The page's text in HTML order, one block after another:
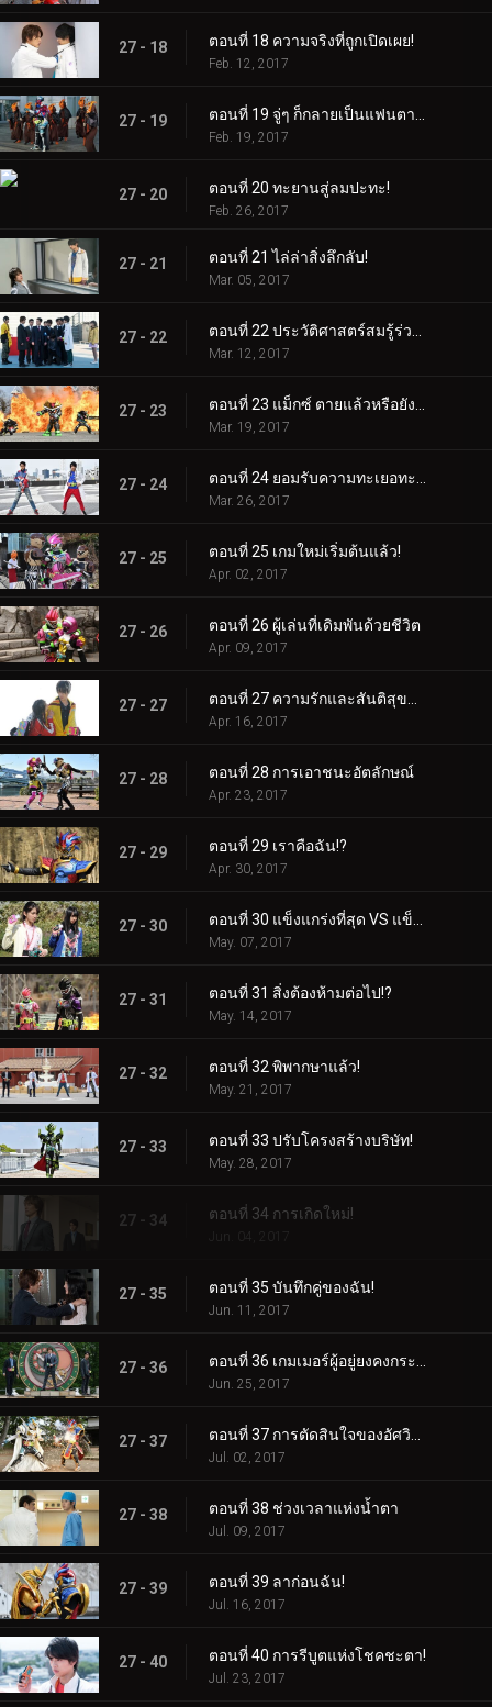
27 - 18 ตอนที่ 18 ความจริงที่ถูกเปิดเผย!
Feb. 12, 2017
27 - 19
Feb. 19, 2017
27 - 20 ตอนที่ 20 ทะยานสู่ลมปะทะ!
Feb. 26, 2017
27 - 21 ตอนที่ 21 ไล่ล่าสิ่งลึกลับ!
Mar. 05, 2017
27 - 22
Mar. 12, 2017
27 - 23
Mar. 19, 2017
27 - 24
Mar. 26, 2017
27 - 25 ตอนที่ 25 เกมใหม่เริ่มต้นแล้ว!
Apr. 02, 2017
27 - 26 ตอนที่ 26 ผู้เล่นที่เดิมพันด้วยชีวิต
Apr. 09, 2017
27 - 27
Apr. 16, 2017
27 - 28 ตอนที่ 28 การเอาชนะอัตลักษณ์
Apr. 23, 2017
27 - 29 ตอนที่ 29 เราคือฉัน!?
Apr. 30, 2017
27 - 30
May. 07, 2017
27 - 31 ตอนที่ 31 สิ่งต้องห้ามต่อไป!?
May. 14, 2017
27 - 32 ตอนที่ 32 พิพากษาแล้ว!
May. 21, 2017
27 - 33 ตอนที่ 33 ปรับโครงสร้างบริษัท!
May. 28, 2017
27 - 34 ตอนที่ 34 การเกิดใหม่!
Jun. 04, 2017
27 - 35 ตอนที่ 35 บันทึกคู่ของฉัน!
Jun. 11, 2017
27 - 36
Jun. 25, 2017
27 - 37
Jul. 02, 2017
27 - 38 ตอนที่ 38 ช่วงเวลาแห่งน้ำตา
Jul. 09, 2017
27 - 39 ตอนที่ 39 ลาก่อนฉัน!
Jul. 16, 2017
27 - 40 ตอนที่ 40 การรีบูตแห่งโชคชะตา!
Jul. 23, 2017